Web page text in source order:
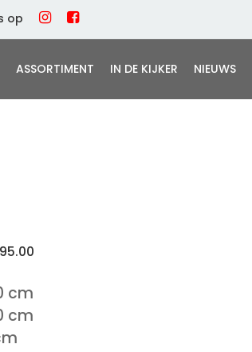
op
ASSORTIMENT IN DE KIJKER NIEUWS
cm
cm